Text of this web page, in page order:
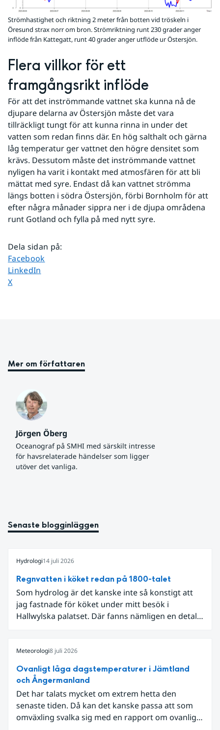
Strömhastighet och riktning 2 meter från botten vid tröskeln i
Öresund strax norr om bron. Strömriktning runt 230 grader anger
inflöde från Kattegatt, runt 40 grader anger utflöde ur Östersjön.
Flera villkor för ett
framgångsrikt inflöde
För att det inströmmande vattnet ska kunna nå de
djupare delarna av Östersjön måste det vara
tillräckligt tungt för att kunna rinna in under det
vatten som redan finns där. En hög salthalt och gärna
låg temperatur ger vattnet den högre densitet som
krävs. Dessutom måste det inströmmande vattnet
nyligen ha varit i kontakt med atmosfären för att bli
mättat med syre. Endast då kan vattnet strömma
längs botten i södra Östersjön, förbi Bornholm för att
efter några månader sippra ner i de djupa områdena
runt Gotland och fylla på med nytt syre.
Dela sidan på:
Dela sidan på
Facebook
Dela sidan på
LinkedIn
Dela sidan på
X
Mer om författaren
Jörgen Öberg
Oceanograf på SMHI med särskilt intresse
för havsrelaterade händelser som ligger
utöver det vanliga.
Senaste blogginläggen
Hydrologi14 juli 2026
Regnvatten i köket redan på 1800-talet
Som hydrolog är det kanske inte så konstigt att
jag fastnade för köket under mitt besök i
Hallwylska palatset. Där fanns nämligen en detalj
Meteorologi8 juli 2026
Ovanligt låga dagstemperaturer i Jämtland
och Ångermanland
Det har talats mycket om extrem hetta den
senaste tiden. Då kan det kanske passa att som
omväxling svalka sig med en rapport om ovanligt